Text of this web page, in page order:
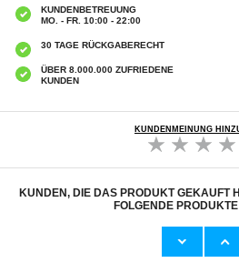
KUNDENBETREUUNG
MO. - FR. 10:00 - 22:00
30 TAGE RÜCKGABERECHT
ÜBER 8.000.000 ZUFRIEDENE
KUNDEN
KUNDENMEINUNG
KUNDEN, DIE DAS PRODUKT GEKAUFT
FOLGENDE
Original Apple MHJE3ZM/A USB-C Power
Apple